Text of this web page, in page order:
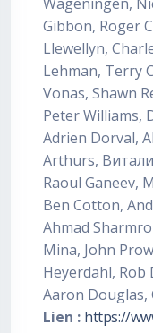
Gibbon, Roger
Llewellyn,
Lehman, Terry
Vonas, Shawn
Peter Williams,
Adrien Dorval,
Arthurs,
Raoul Ganeev,
Ben Cotton,
Ahmad
Mina, John
Heyerdahl, Rob
Aaron Douglas,
Lien : https://